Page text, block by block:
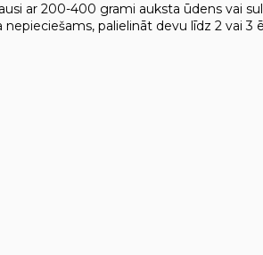
ar 200-400 grami auksta ūdens vai
nepieciešams, palielināt devu līdz 2 vai